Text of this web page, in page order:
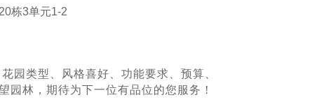
栋3单元1-2
园类型、风格喜好、功能要求、预算、
林，期待为下一位有品位的您服务！